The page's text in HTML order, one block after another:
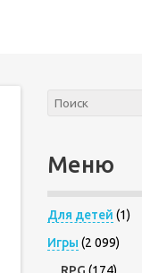
Меню
Для детей (1)
Игры (2 099)